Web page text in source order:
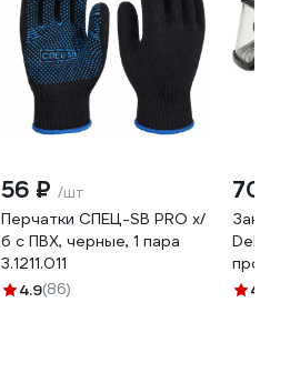
56 ₽ /шт
Перчатки СПЕЦ-SB PRO х/
б с ПВХ, черные, 1 пара
3.1211.011
4.9(86)
705
Delta
4.3